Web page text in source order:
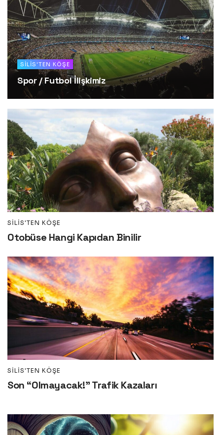
SILIS'TEN KÖŞE
Spor / Futbol İlişkimiz
SILIS'TEN KÖŞE
Otobüse Hangi Kapıdan Binilir
SILIS'TEN KÖŞE
Son “Olmayacak!” Trafik Kazaları